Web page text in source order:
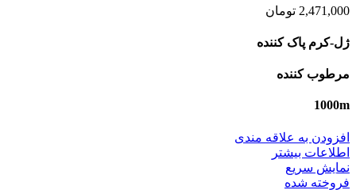
2,471,000 تومان
ژل-کرم پاک کننده
مرطوب کننده
1000m
افزودن به علاقه مندی
اطلاعات بیشتر
نمایش سریع
فروخته شده